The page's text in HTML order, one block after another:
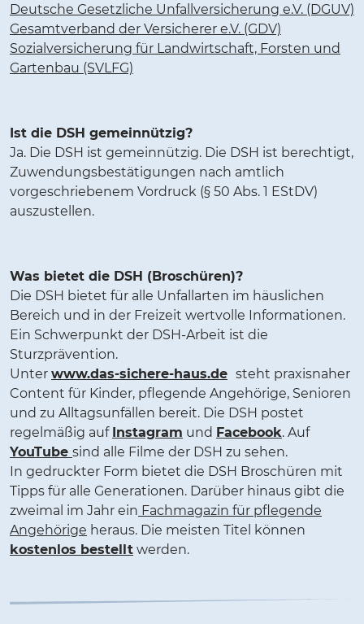
Deutsche Gesetzliche Unfallversicherung e.V. (DGUV)
Gesamtverband der Versicherer e.V. (GDV)
Sozialversicherung für Landwirtschaft, Forsten und
Gartenbau (SVLFG)
Ist die DSH gemeinnützig?
Ja. Die DSH ist gemeinnützig. Die DSH ist berechtigt,
Zuwendungsbestätigungen nach amtlich
vorgeschriebenem Vordruck (§ 50 Abs. 1 EStDV)
auszustellen.
Was bietet die DSH (Broschüren)?
Die DSH bietet für alle Unfallarten im häuslichen
Bereich und in der Freizeit wertvolle Informationen.
Ein Schwerpunkt der DSH-Arbeit ist die
Sturzprävention.
Unter www.das-sichere-haus.de steht praxisnaher
Content für Kinder, pflegende Angehörige, Senioren
und zu Alltagsunfällen bereit. Die DSH postet
regelmäßig auf Instagram und Facebook. Auf
YouTube sind alle Filme der DSH zu sehen.
In gedruckter Form bietet die DSH Broschüren mit
Tipps für alle Generationen. Darüber hinaus gibt die
zweimal im Jahr ein Fachmagazin für pflegende
Angehörige heraus. Die meisten Titel können
kostenlos bestellt werden.